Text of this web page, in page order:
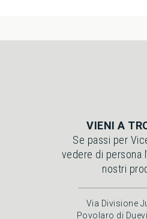
VIENI A
Se passi per
vedere di persona
nostri
Via Divisione
Povolaro di